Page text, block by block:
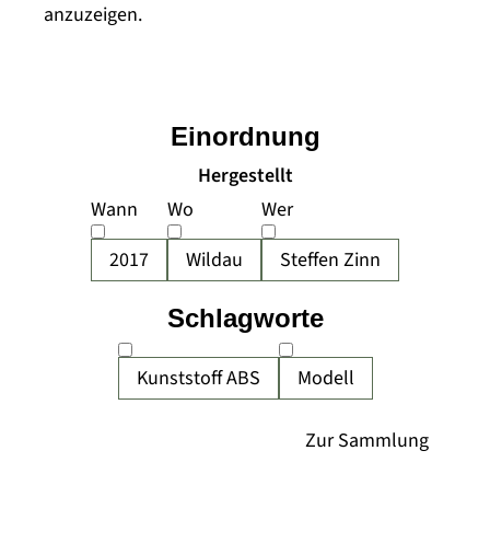
anzuzeigen.
Hergestellt
Wann
2017
Wo
Wildau
Wer
Steffen Zinn
Kunststoff ABS Modell
Einordnung
Schlagworte